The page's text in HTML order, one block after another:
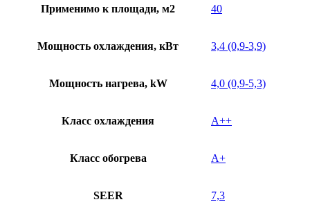
Применимо к площади, м2 40
Мощность охлаждения, кВт 3,4 (0,9-3,9)
Мощность нагрева, kW 4,0 (0,9-5,3)
Класс охлаждения A++
Класс обогрева A+
SEER 7,3